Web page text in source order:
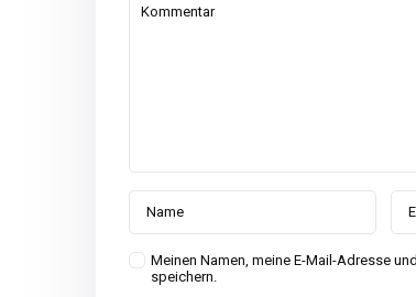
Meinen Namen, meine E-Mail-Adresse
speichern.